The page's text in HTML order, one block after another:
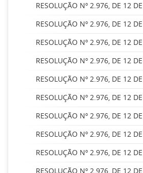
RESOLUÇÃO Nº 2.976, DE 12
RESOLUÇÃO Nº 2.976, DE 12
RESOLUÇÃO Nº 2.976, DE 12
RESOLUÇÃO Nº 2.976, DE 12
RESOLUÇÃO Nº 2.976, DE 12
RESOLUÇÃO Nº 2.976, DE 12
RESOLUÇÃO Nº 2.976, DE 12
RESOLUÇÃO Nº 2.976, DE 12
RESOLUÇÃO Nº 2.976, DE 12
RESOLUÇÃO Nº 2.976, DE 12